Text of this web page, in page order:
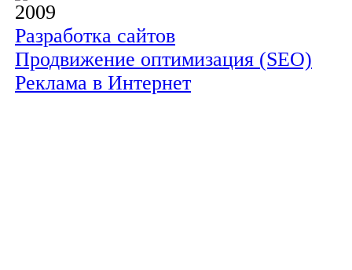
2009
Разработка сайтов
Продвижение оптимизация (SEO)
Реклама в Интернет